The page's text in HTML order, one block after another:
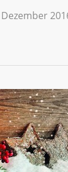
Dezember